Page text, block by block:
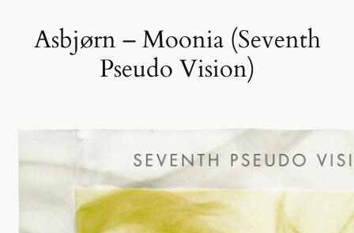
Asbjørn – Moonia (Seventh
Pseudo Vision)